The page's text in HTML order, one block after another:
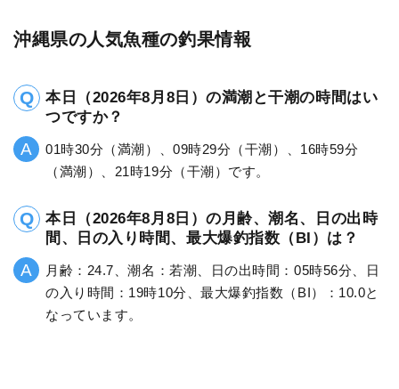
沖縄県の人気魚種の釣果情報
本日（2026年8月8日）の満潮と干潮の時間はい
つですか？
01時30分（満潮）、09時29分（干潮）、16時59分
（満潮）、21時19分（干潮）です。
本日（2026年8月8日）の月齢、潮名、日の出時
間、日の入り時間、最大爆釣指数（BI）は？
月齢：24.7、潮名：若潮、日の出時間：05時56分、日
の入り時間：19時10分、最大爆釣指数（BI）：10.0と
なっています。